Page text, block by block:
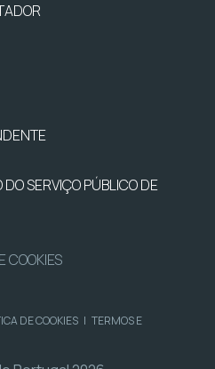
SERVIÇO PÚBLICO DE
COOKIES
DE COOKIES | TERMOS E